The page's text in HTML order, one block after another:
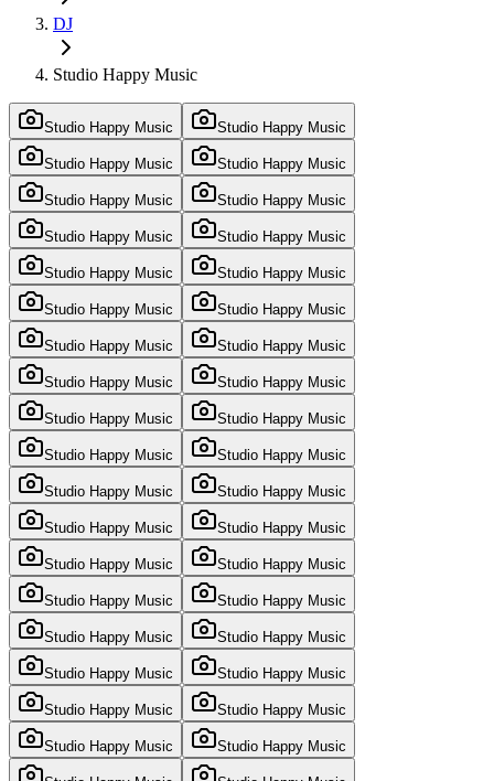
DJ
Studio Happy Music
Studio Happy Music Studio Happy Music
Studio Happy Music Studio Happy Music
Studio Happy Music Studio Happy Music
Studio Happy Music Studio Happy Music
Studio Happy Music Studio Happy Music
Studio Happy Music Studio Happy Music
Studio Happy Music Studio Happy Music
Studio Happy Music Studio Happy Music
Studio Happy Music Studio Happy Music
Studio Happy Music Studio Happy Music
Studio Happy Music Studio Happy Music
Studio Happy Music Studio Happy Music
Studio Happy Music Studio Happy Music
Studio Happy Music Studio Happy Music
Studio Happy Music Studio Happy Music
Studio Happy Music Studio Happy Music
Studio Happy Music Studio Happy Music
Studio Happy Music Studio Happy Music